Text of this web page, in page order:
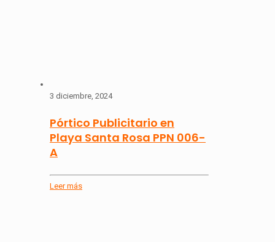
3 diciembre, 2024
Pórtico Publicitario en
Playa Santa Rosa PPN 006-
A
Leer más